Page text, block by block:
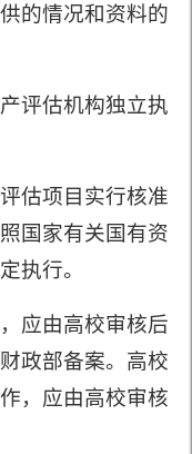
的情况和资料的
评估机构独立执
项目实行核准
国家有关国有资
执行。
应由高校审核后
政部备案。高校
，应由高校审核